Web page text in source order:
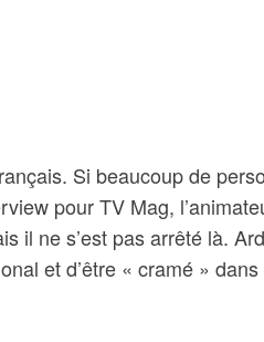
Si beaucoup de
pour TV Mag,
il ne s’est pas arrêté là.
et d’être « cramé »